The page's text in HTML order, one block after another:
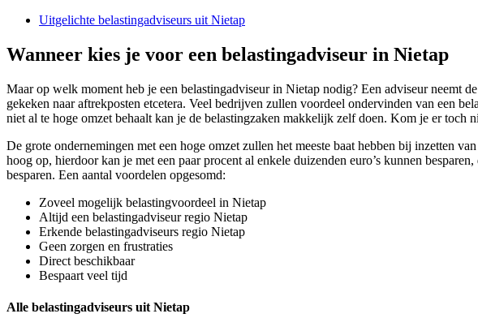
Uitgelichte belastingadviseurs uit Nietap
Wanneer kies je voor een belastingadviseur in Nietap
Maar op welk moment heb je een belastingadviseur in Nietap nodig? Een adviseur neemt
gekeken naar aftrekposten etcetera. Veel bedrijven zullen voordeel ondervinden van een
niet al te hoge omzet behaalt kan je de belastingzaken makkelijk zelf doen. Kom je er toch
De grote ondernemingen met een hoge omzet zullen het meeste baat hebben bij inzetten
hoog op, hierdoor kan je met een paar procent al enkele duizenden euro’s kunnen
besparen. Een aantal voordelen opgesomd:
Zoveel mogelijk belastingvoordeel in Nietap
Altijd een belastingadviseur regio Nietap
Erkende belastingadviseurs regio Nietap
Geen zorgen en frustraties
Direct beschikbaar
Bespaart veel tijd
Alle belastingadviseurs uit Nietap